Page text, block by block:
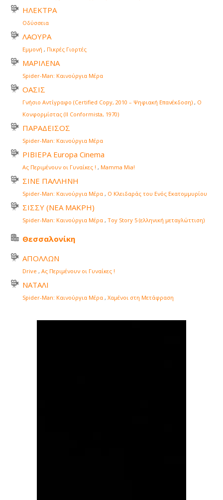
ΗΛΕΚΤΡΑ
Οδύσσεια
ΛΑΟΥΡΑ
Εμμονή , Πικρές Γιορτές
ΜΑΡΙΛΕΝΑ
Spider-Man: Καινούργια Μέρα
ΟΑΣΙΣ
Γνήσιο Αντίγραφο (Certified Copy, 2010 – Ψηφιακή Επανέκδοση) , Ο
Κονφορμίστας (Il Conformista, 1970)
ΠΑΡΑΔΕΙΣΟΣ
Spider-Man: Καινούργια Μέρα
ΡΙΒΙΕΡΑ Europa Cinema
Ας Περιμένουν οι Γυναίκες ! , Mamma Mia!
ΣΙΝΕ ΠΑΛΛΗΝΗ
Spider-Man: Καινούργια Μέρα , Ο Κλειδαράς του Ενός Εκατομμυρίου
ΣΙΣΣΥ (ΝΕΑ ΜΑΚΡΗ)
Spider-Man: Καινούργια Μέρα , Toy Story 5 (ελληνική μεταγλώττιση)
Θεσσαλονίκη
ΑΠΟΛΛΩΝ
Drive , Ας Περιμένουν οι Γυναίκες !
ΝΑΤΑΛΙ
Spider-Man: Καινούργια Μέρα , Χαμένοι στη Μετάφραση